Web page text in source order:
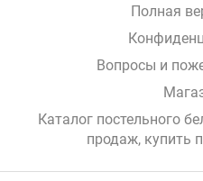
Полная
Вопросы и
Каталог постельного
продаж, купить